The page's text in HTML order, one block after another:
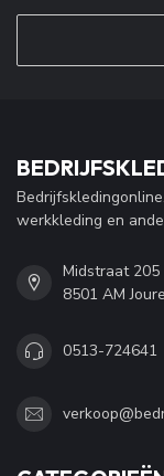
werkkleding en
Midstraat 205
8501 AM Joure
0513-724641